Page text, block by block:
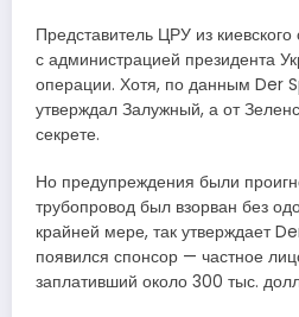
Представитель ЦРУ из
с администрацией президента
операции. Хотя, по данным Der
утверждал Залужный, а от
секрете.
Но предупреждения были
трубопровод был взорван без
крайней мере, так утверждает
появился спонсор — частное
заплативший около 300 тыс.